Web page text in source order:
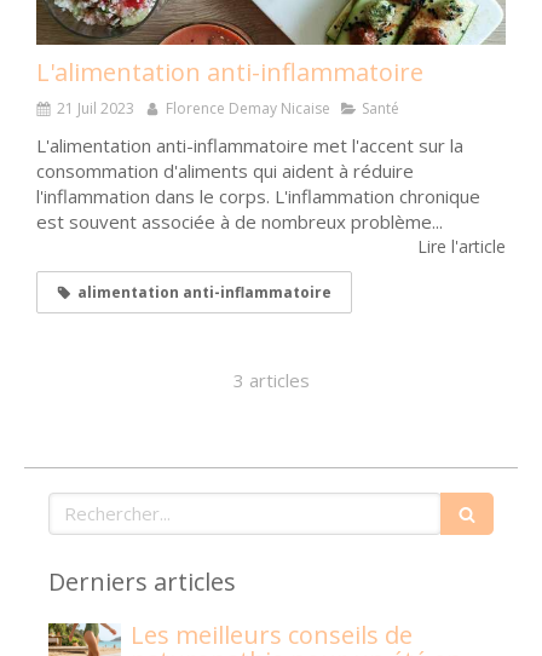
L'alimentation anti-inflammatoire
21 Juil 2023 Florence Demay Nicaise Santé
L'alimentation anti-inflammatoire met l'accent sur la
consommation d'aliments qui aident à réduire
l'inflammation dans le corps. L'inflammation chronique
est souvent associée à de nombreux problème...
Lire l'article
alimentation anti-inflammatoire
3 articles
Rechercher
Derniers articles
Les meilleurs conseils de